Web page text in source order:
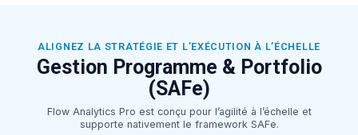
ALIGNEZ LA STRATÉGIE ET L’EXÉCUTION À L’ÉCHELLE
Gestion Programme & Portfolio
(SAFe)
Flow Analytics Pro est conçu pour l’agilité à l’échelle et
supporte nativement le framework SAFe.